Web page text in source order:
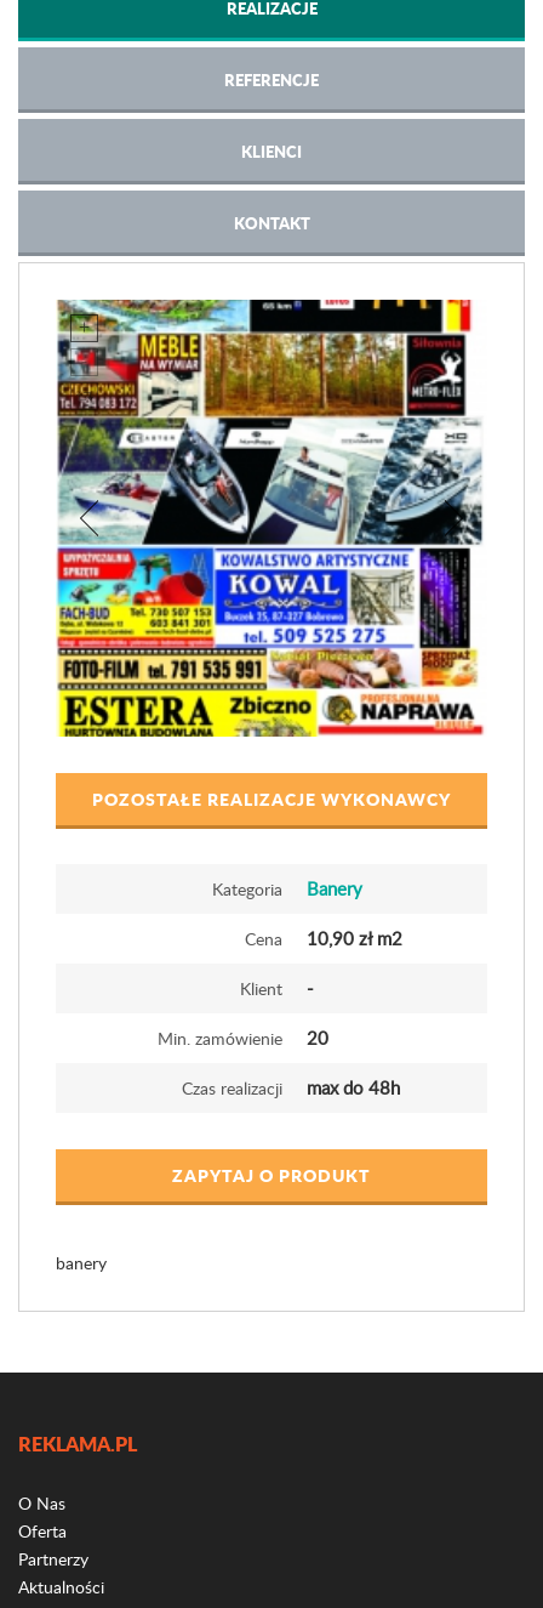
REALIZACJE
REFERENCJE
KLIENCI
KONTAKT
POZOSTAŁE REALIZACJE WYKONAWCY
Kategoria Banery
Cena 10,90 zł m2
Klient -
Min. zamówienie 20
Czas realizacji max do 48h
ZAPYTAJ O PRODUKT
banery
REKLAMA.PL
O Nas
Oferta
Partnerzy
Aktualności